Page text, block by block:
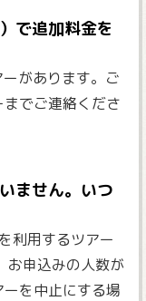
で追加料金を
があります。ご
でご連絡くださ
ません。いつ
利用するツアー
お申込みの人数が
を中止にする場